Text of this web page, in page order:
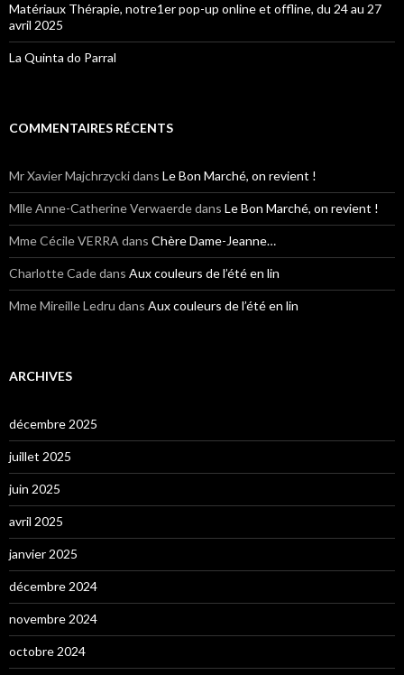
Matériaux Thérapie, notre1er pop-up online et offline, du 24 au 27
avril 2025
La Quinta do Parral
COMMENTAIRES RÉCENTS
Mr Xavier Majchrzyckidans Le Bon Marché, on revient !
Mlle Anne-Catherine Verwaerdedans Le Bon Marché, on revient !
Mme Cécile VERRA dans Chère Dame-Jeanne…
Charlotte Cadedans Aux couleurs de l’été en lin
Mme Mireille Ledru dans Aux couleurs de l’été en lin
ARCHIVES
décembre 2025
juillet 2025
juin 2025
avril 2025
janvier 2025
décembre 2024
novembre 2024
octobre 2024